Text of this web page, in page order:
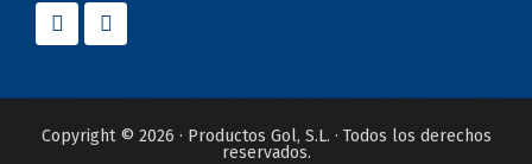
Copyright © 2026 · Productos Gol, S.L. · Todos los derechos
reservados.